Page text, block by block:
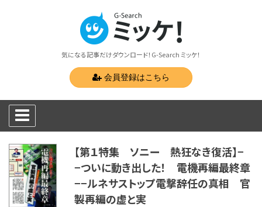
気になる記事だけダウンロード！G-Search ミッケ！
会員登録はこちら
【第１特集 ソニー 熱狂なき復活】−
−ついに動き出した！ 電機再編最終章
−−ルネサストップ電撃辞任の真相 官
製再編の虚と実